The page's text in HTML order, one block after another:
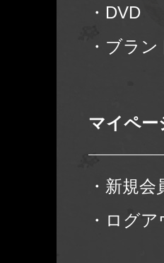
・DVD
・ブラ
マイペー
・新規会
・ログア